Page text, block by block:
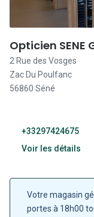
Opticien
2 Rue des Vosges
Zac Du Poulfanc
56860 Séné
+33297424675
Voir les détails
Votre magasin
portes à 18h00